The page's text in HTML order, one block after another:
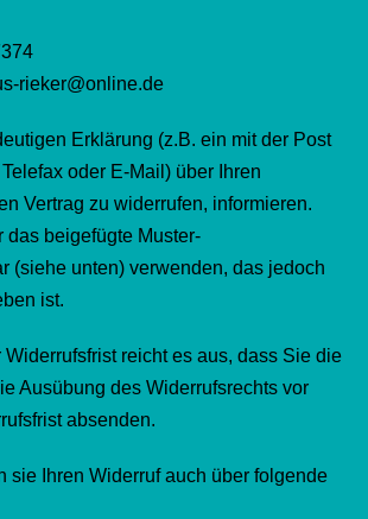
rieker@online.de
Erklärung (z.B. ein mit der Post
oder E-Mail) über Ihren
Vertrag zu widerrufen, informieren.
das beigefügte Muster-
(siehe unten) verwenden, das jedoch
ist.
Widerrufsfrist reicht es aus, dass Sie die
Ausübung des Widerrufsrechts vor
absenden.
sie Ihren Widerruf auch über folgende